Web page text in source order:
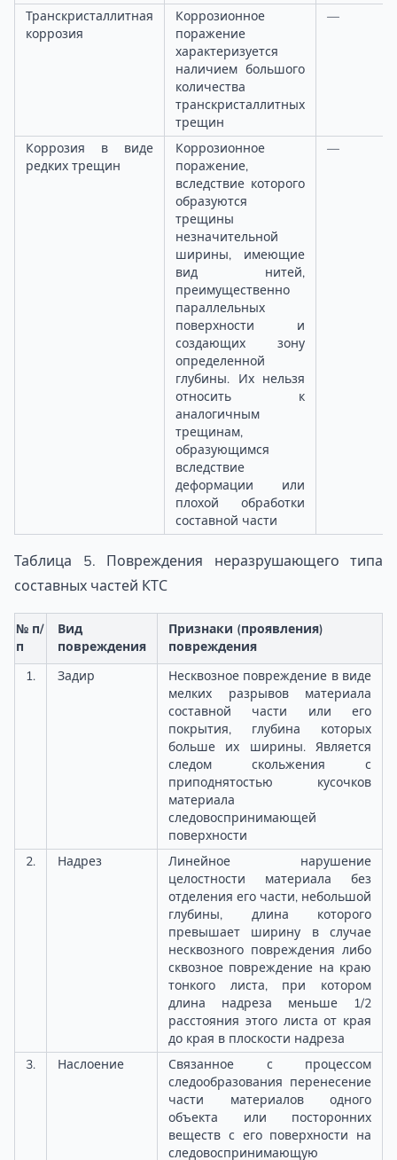
Транскристаллитная
коррозия
Коррозионное
поражение
характеризуется
наличием большого
количества
транскристаллитных
трещин
—
Коррозия в виде
редких трещин
Коррозионное
поражение,
вследствие которого
образуются
трещины
незначительной
ширины, имеющие
вид нитей,
преимущественно
параллельных
поверхности и
создающих зону
определенной
глубины. Их нельзя
относить к
аналогичным
трещинам,
образующимся
вследствие
деформации или
плохой обработки
составной части
—
Таблица 5. Повреждения неразрушающего типа
составных частей КТС
№ п/
п
Вид
повреждения
Признаки (проявления)
повреждения
1.
Задир
Несквозное повреждение в виде
мелких разрывов материала
составной части или его
покрытия, глубина которых
больше их ширины. Является
следом скольжения с
приподнятостью кусочков
материала
следовоспринимающей
поверхности
2.
Надрез
Линейное нарушение
целостности материала без
отделения его части, небольшой
глубины, длина которого
превышает ширину в случае
несквозного повреждения либо
сквозное повреждение на краю
тонкого листа, при котором
длина надреза меньше 1/2
расстояния этого листа от края
до края в плоскости надреза
3.
Наслоение
Связанное с процессом
следообразования перенесение
части материалов одного
объекта или посторонних
веществ с его поверхности на
следовоспринимающую